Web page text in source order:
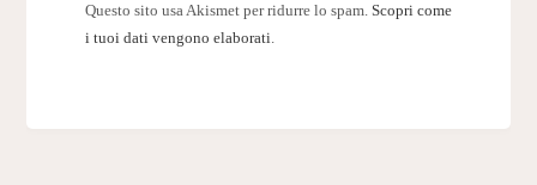
Questo sito usa Akismet per ridurre lo spam. Scopri come
i tuoi dati vengono elaborati